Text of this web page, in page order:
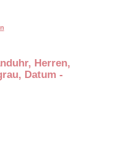
Herren,
Datum -